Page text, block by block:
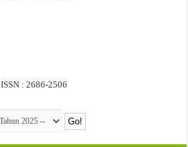
ISSN : 2686-2506